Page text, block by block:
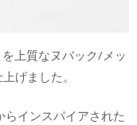
上質なヌバック/メッ
げました。
インスパイアされた